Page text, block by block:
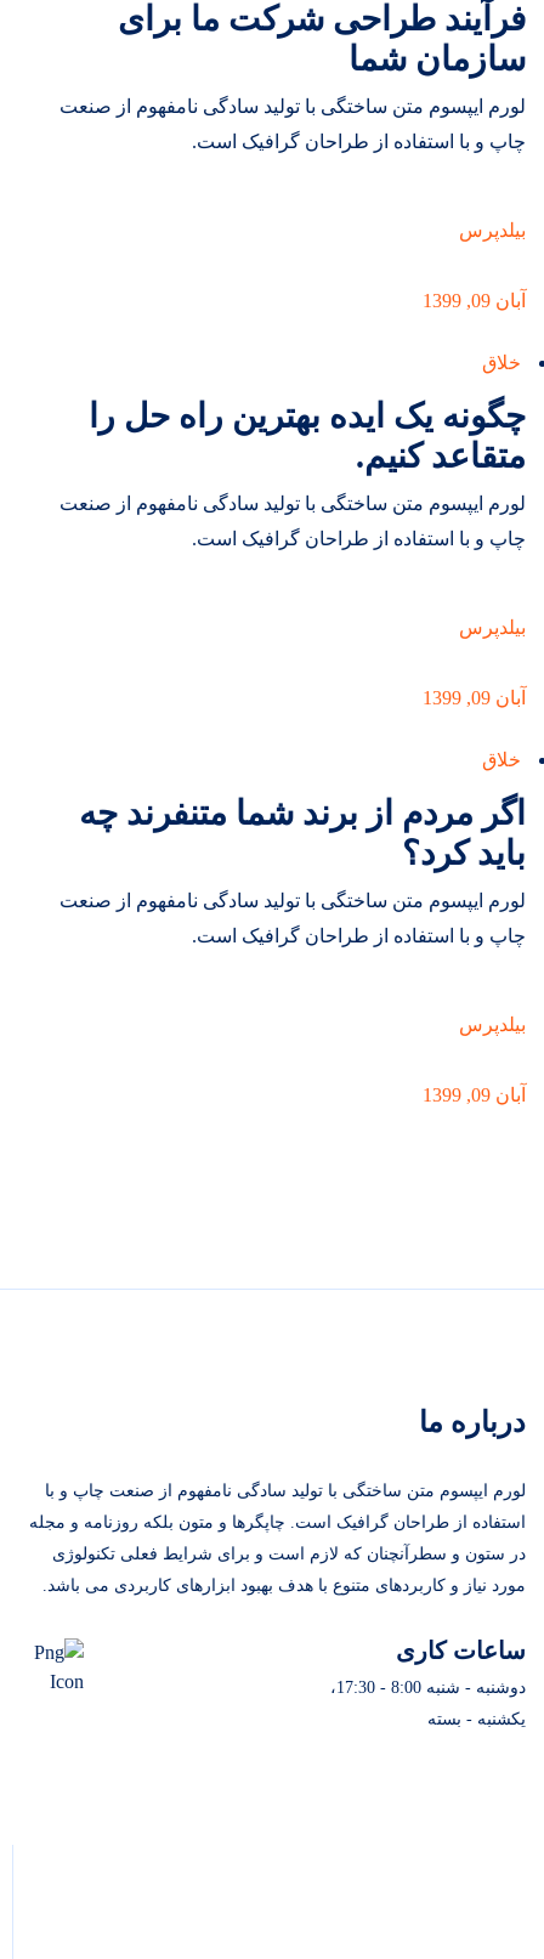
فرآیند طراحی شرکت ما برای
سازمان شما
لورم ایپسوم متن ساختگی با تولید سادگی نامفهوم از صنعت
چاپ و با استفاده از طراحان گرافیک است.
بیلدپرس
آبان 09, 1399
خلاق
چگونه یک ایده بهترین راه حل را
متقاعد کنیم.
لورم ایپسوم متن ساختگی با تولید سادگی نامفهوم از صنعت
چاپ و با استفاده از طراحان گرافیک است.
بیلدپرس
آبان 09, 1399
خلاق
اگر مردم از برند شما متنفرند چه
باید کرد؟
لورم ایپسوم متن ساختگی با تولید سادگی نامفهوم از صنعت
چاپ و با استفاده از طراحان گرافیک است.
بیلدپرس
آبان 09, 1399
درباره ما
لورم ایپسوم متن ساختگی با تولید سادگی نامفهوم از صنعت چاپ و با
استفاده از طراحان گرافیک است. چاپگرها و متون بلکه روزنامه و مجله
در ستون و سطرآنچنان که لازم است و برای شرایط فعلی تکنولوژی
مورد نیاز و کاربردهای متنوع با هدف بهبود ابزارهای کاربردی می باشد.
ساعات کاری
دوشنبه - شنبه 8:00 - 17:30،
یکشنبه - بسته